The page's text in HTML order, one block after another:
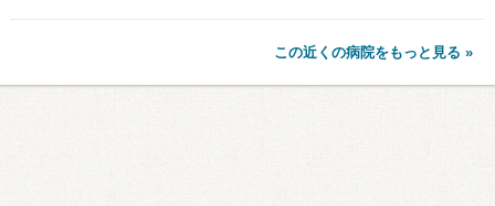
この近くの病院をもっと見る »